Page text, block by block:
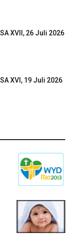
XVII, 26 Juli 2026
XVI, 19 Juli 2026